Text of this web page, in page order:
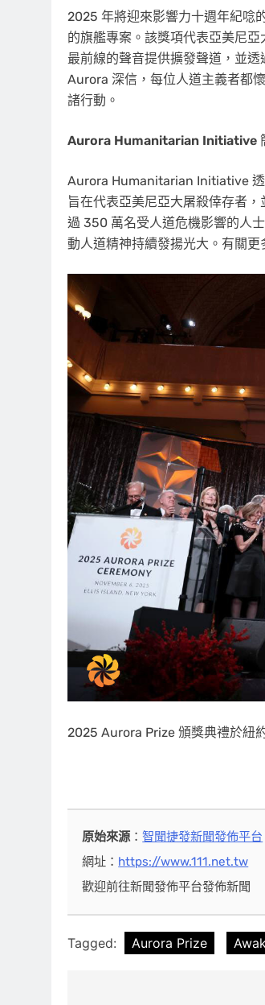
2025 年將迎來影響力十週年紀
的旗艦專案。該獎項代表亞美尼
最前線的聲音提供擴發聲道，並
Aurora 深信，每位人道主義者都
諸行動。
Aurora Humanitarian Initiative
Aurora Humanitarian Initiative 透
旨在代表亞美尼亞大屠殺倖存者
過 350 萬名受人道危機影響的人
動人道精神持續發揚光大。有關更
2025 Aurora Prize 頒獎典禮於紐
原始來源 ：智聞捷發新聞發佈平台
網址： https://www.111.net.tw
歡迎前往新聞發佈平台發佈新聞
Tagged: Aurora Prize